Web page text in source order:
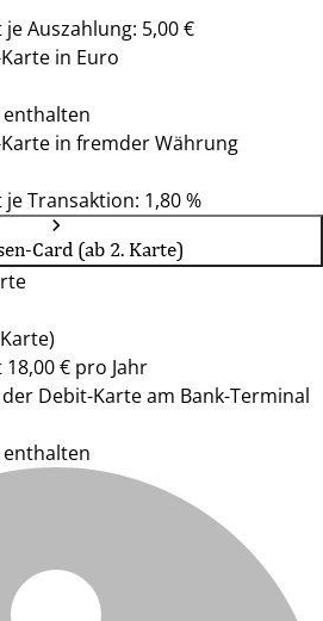
Auszahlung: 5,00 €
in Euro
in fremder Währung
Transaktion: 1,80 %
Card (ab 2. Karte)
€ pro Jahr
Debit-Karte am Bank-Terminal